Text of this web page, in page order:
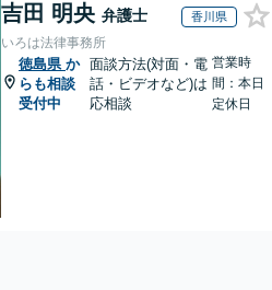
吉田 明央 弁護士 香川県
いろは法律事務所
徳島県 か
らも相談
受付中
面談方法(対面・電
話・ビデオなど)は
応相談
営業時
間：本日
定休日